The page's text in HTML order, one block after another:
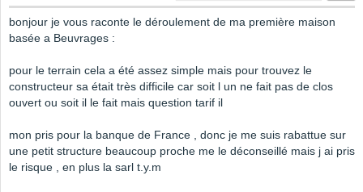
bonjour je vous raconte le déroulement de ma première maison
basée a Beuvrages :
pour le terrain cela a été assez simple mais pour trouvez le
constructeur sa était très difficile car soit l un ne fait pas de clos
ouvert ou soit il le fait mais question tarif il
mon pris pour la banque de France , donc je me suis rabattue sur
une petit structure beaucoup proche me le déconseillé mais j ai pris
le risque , en plus la sarl t.y.m